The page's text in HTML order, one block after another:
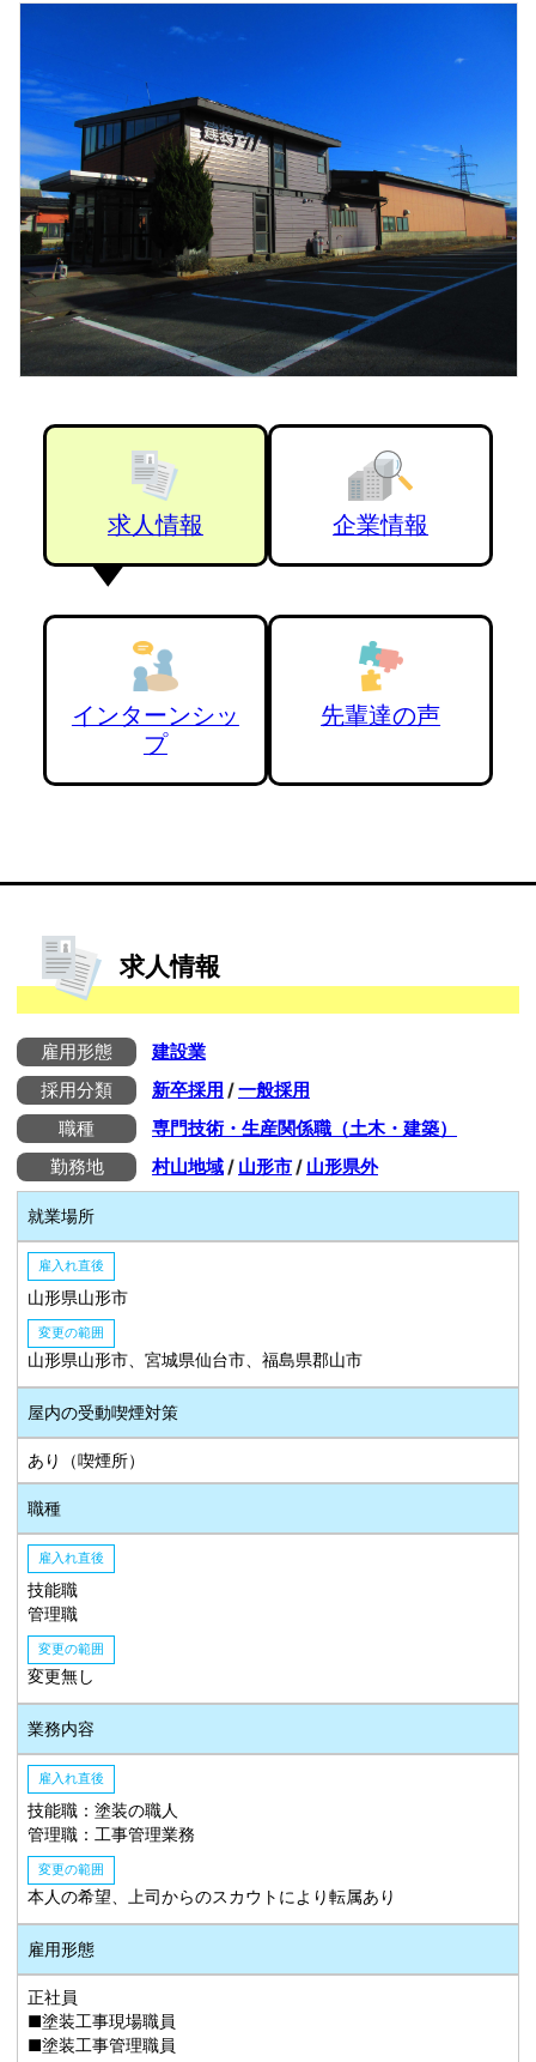
求人情報 企業情報
インターンシッ
プ
先輩達の声
求人情報
雇用形態
建設業
採用分類
新卒採用 /一般採用
職種
専門技術・生産関係職（土木・建築）
勤務地
村山地域 / 山形市 / 山形県外
就業場所
雇入れ直後
山形県山形市
変更の範囲
山形県山形市、宮城県仙台市、福島県郡山市
屋内の受動喫煙対策
あり（喫煙所）
職種
雇入れ直後
技能職
管理職
変更の範囲
変更無し
業務内容
雇入れ直後
技能職：塗装の職人
管理職：工事管理業務
変更の範囲
本人の希望、上司からのスカウトにより転属あり
雇用形態
正社員
■塗装工事現場職員
■塗装工事管理職員